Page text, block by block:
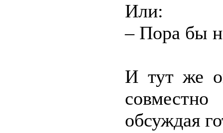
Или:
– Пора бы
И тут же
совместно
обсуждая